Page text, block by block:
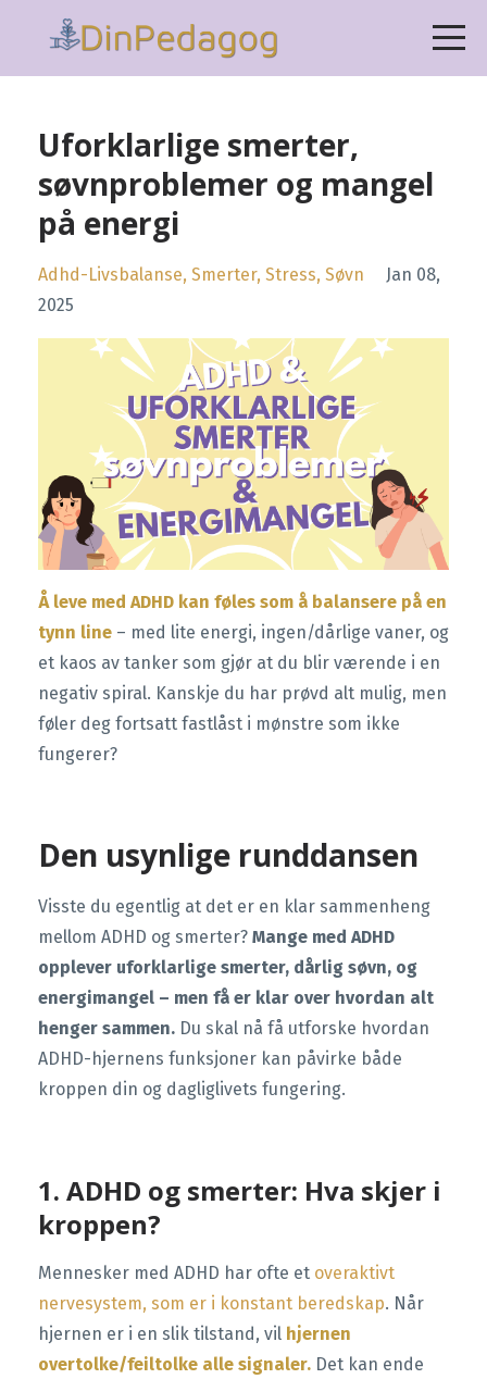
Uforklarlige smerter,
søvnproblemer og mangel
på energi
Adhd-Livsbalanse Smerter Stress Søvn
Jan 08,
2025
Å leve med ADHD kan føles som å balansere på en
tynn line – med lite energi, ingen/dårlige vaner, og
et kaos av tanker som gjør at du blir værende i en
negativ spiral. Kanskje du har prøvd alt mulig, men
føler deg fortsatt fastlåst i mønstre som ikke
fungerer?
Den usynlige runddansen
Visste du egentlig at det er en klar sammenheng
mellom ADHD og smerter? Mange med ADHD
opplever uforklarlige smerter, dårlig søvn, og
energimangel – men få er klar over hvordan alt
henger sammen. Du skal nå få utforske hvordan
ADHD-hjernens funksjoner kan påvirke både
kroppen din og dagliglivets fungering.
1. ADHD og smerter: Hva skjer i
kroppen?
Mennesker med ADHD har ofte et overaktivt
nervesystem, som er i konstant beredskap. Når
hjernen er i en slik tilstand, vil hjernen
overtolke/feiltolke alle signaler. Det kan ende